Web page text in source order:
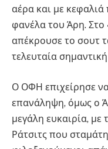
αέρα και με
φανέλα του Άρη.
απέκρουσε το σουτ
τελευταία
Ο ΟΦΗ επιχείρησε
επανάληψη, όμως ο
μεγάλη ευκαιρία,
Ράτσιτς που